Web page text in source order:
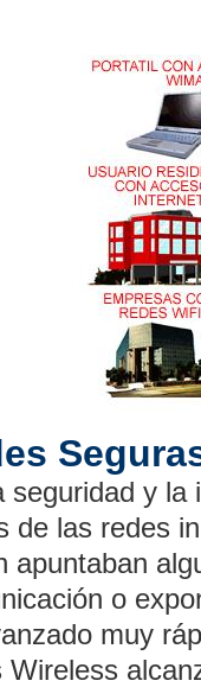
y la
de las redes
apuntaban
o
muy
Wireless